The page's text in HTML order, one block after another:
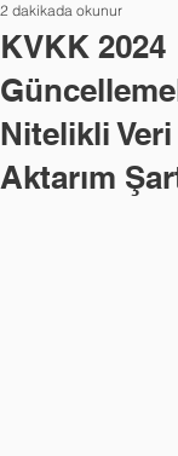
KVKK 2024
Nitelikli Veri
Aktarım
2 dakikada okunur